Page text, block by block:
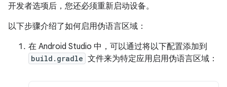
开发者选项后，您还必须重新启动设备。
以下步骤介绍了如何启用伪语言区域：
在 Android Studio 中，可以通过将以下配置添加到
build.gradle 文件来为特定应用启用伪语言区域：